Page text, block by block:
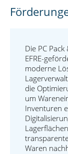
Die PC
EFRE-
moderne
die
um
Inventuren
Waren